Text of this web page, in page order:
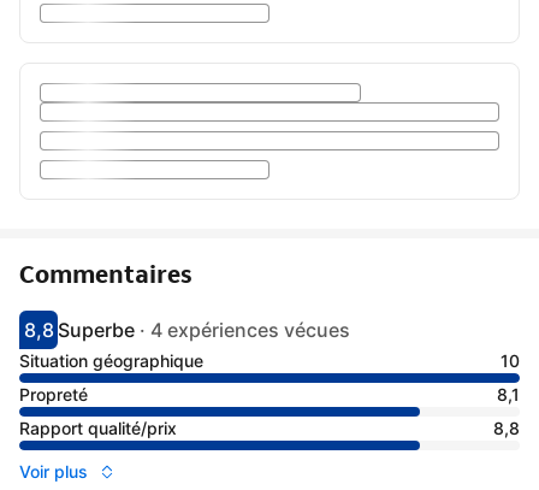
Commentaires
Avec une note de 8.8
8,8
superbeSuperbe · 4 expériences vécues
Situation géographique
10
Propreté
8,1
Rapport qualité/prix
8,8
Voir plus